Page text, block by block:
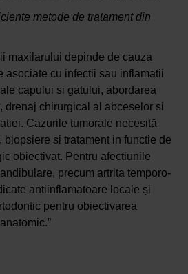
metode de tratament din
maxilarului depinde de cauza
asociate cu infectii sau inflamatii
capului si gatului, abordarea
drenaj chirurgical al abceselor si
Cazurile tumorale necesită
si tratament in functie de
obiectivat. Pentru afectiunile
precum artrita temporo-
antiinflamatoare locale și
pentru obiectivarea